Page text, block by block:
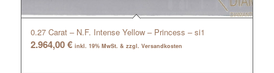
0.27 Carat – N.F. Intense Yellow – Princess – si1
2.964,00€ inkl. 19% MwSt. & zzgl. Versandkosten